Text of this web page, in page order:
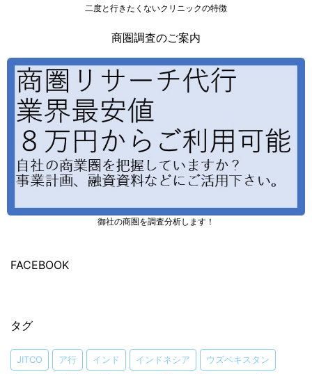
二度と行きたくないクリニックの特徴
商圏調査のご案内
御社の商圏を調査分析します！
FACEBOOK
タグ
JITCO ア行 インド インドネシア ウズベキスタン